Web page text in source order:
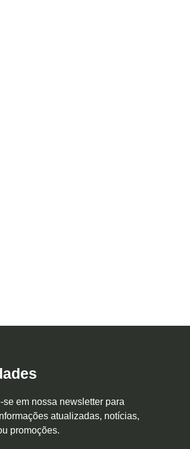
se em nossa newsletter para
atualizadas, notícias,
promoções.